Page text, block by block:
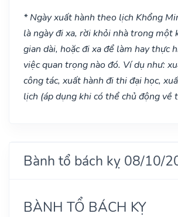
* Ngày xuất hành theo lịch Khổng
là ngày đi xa, rời khỏi nhà trong một
gian dài, hoặc đi xa để làm hay thực
việc quan trọng nào đó. Ví dụ như:
công tác, xuất hành đi thi đại học,
lịch (áp dụng khi có thể chủ động về
Bành tổ bách kỵ 08/10/
BÀNH TỔ BÁCH KỴ